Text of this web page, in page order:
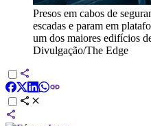
Presos em cabos de
escadas e param em
um dos maiores edifícios
Divulgação/The Edge